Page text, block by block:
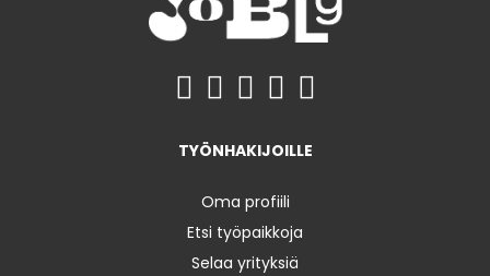
TYÖNHAKIJOILLE
Oma profiili
Etsi työpaikkoja
Selaa yrityksiä